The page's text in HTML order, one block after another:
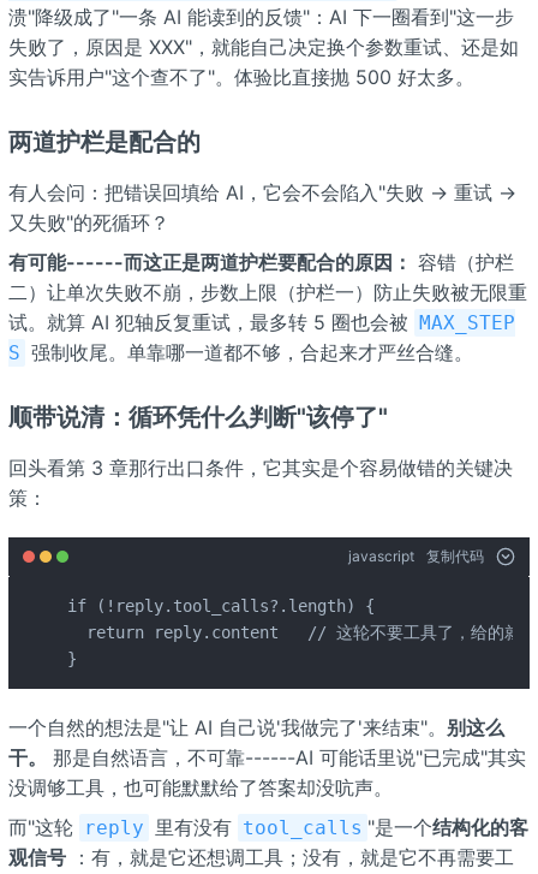
溃"降级成了"一条 AI 能读到的反馈"：AI 下一圈看到"这一步
失败了，原因是 XXX"，就能自己决定换个参数重试、还是如
实告诉用户"这个查不了"。体验比直接抛 500 好太多。
两道护栏是配合的
有人会问：把错误回填给 AI，它会不会陷入"失败 → 重试 →
又失败"的死循环？
有可能------而这正是两道护栏要配合的原因： 容错（护栏
二）让单次失败不崩，步数上限（护栏一）防止失败被无限重
试。就算 AI 犯轴反复重试，最多转 5 圈也会被 MAX_STEP
S 强制收尾。单靠哪一道都不够，合起来才严丝合缝。
顺带说清：循环凭什么判断"该停了"
回头看第 3 章那行出口条件，它其实是个容易做错的关键决
策：
javascript 复制代码
if (!reply.tool_calls?.length) {
return reply.content   // 这轮不要工具了，给的就是
}
一个自然的想法是"让 AI 自己说'我做完了'来结束"。 别这么
干。
那是自然语言，不可靠------AI 可能话里说"已完成"其实
没调够工具，也可能默默给了答案却没吭声。
而"这轮
reply 里有没有 tool_calls "是一个结构化的客
观信号：有，就是它还想调工具；没有，就是它不再需要工